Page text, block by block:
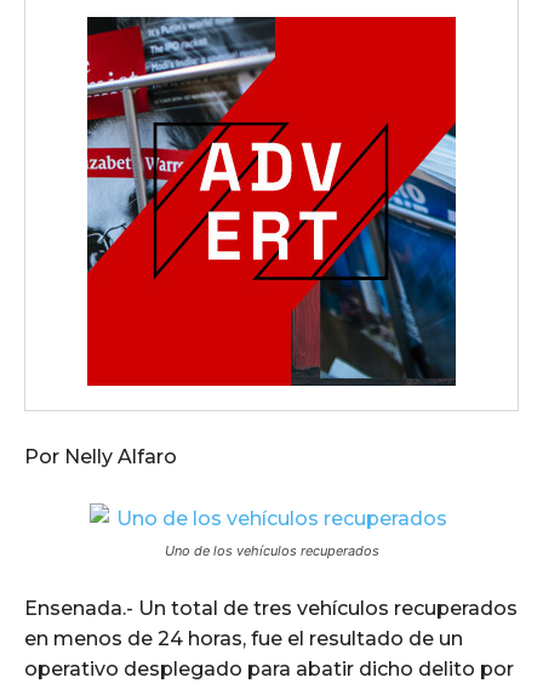
Por Nelly Alfaro
Uno de los vehículos recuperados
Ensenada.- Un total de tres vehículos recuperados
en menos de 24 horas, fue el resultado de un
operativo desplegado para abatir dicho delito por